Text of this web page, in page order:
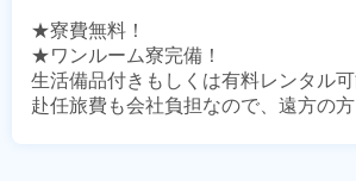
★寮費無料！
★ワンルーム寮完備！
生活備品付きもしくは有料レンタル可
赴任旅費も会社負担なので、遠方の方